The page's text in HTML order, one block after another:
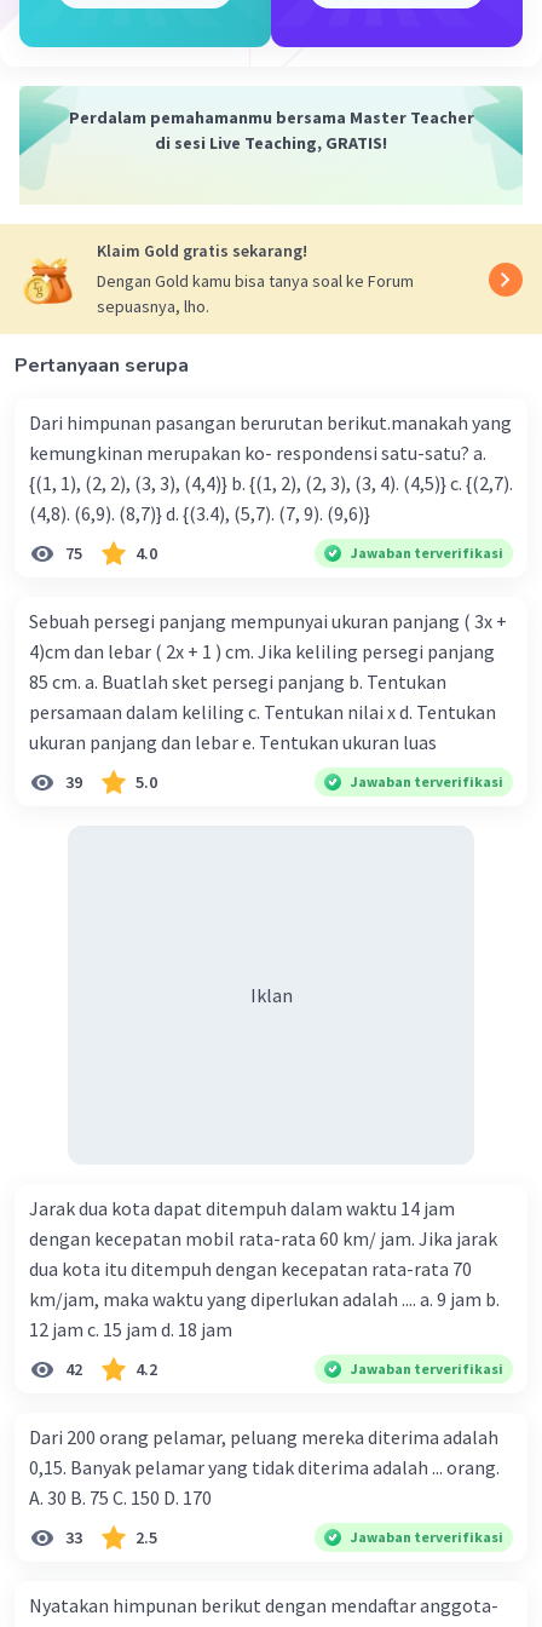
= [-(6 x 12)] - [6 x 7]
= -72 - 42
distributif adalah -114.
Beri Rating ·0.0(0) Balas
Iklan
Perdalam pemahamanmu bersama Master Teacher
di sesi Live Teaching, GRATIS!
Klaim Gold gratis sekarang!
Dengan Gold kamu bisa tanya soal ke Forum
sepuasnya, lho.
Pertanyaan serupa
Dari himpunan pasangan berurutan berikut.manakah yang
kemungkinan merupakan ko- respondensi satu-satu? a.
{(1, 1), (2, 2), (3, 3), (4,4)} b. {(1, 2), (2, 3), (3, 4). (4,5)} c. {(2,7).
(4,8). (6,9). (8,7)} d. {(3.4), (5,7). (7, 9). (9,6)}
75 4.0 Jawaban terverifikasi
Sebuah persegi panjang mempunyai ukuran panjang ( 3x +
4)cm dan lebar ( 2x + 1 ) cm. Jika keliling persegi panjang
85 cm. a. Buatlah sket persegi panjang b. Tentukan
persamaan dalam keliling c. Tentukan nilai x d. Tentukan
ukuran panjang dan lebar e. Tentukan ukuran luas
39 5.0 Jawaban terverifikasi
Iklan
Jarak dua kota dapat ditempuh dalam waktu 14 jam
dengan kecepatan mobil rata-rata 60 km/ jam. Jika jarak
dua kota itu ditempuh dengan kecepatan rata-rata 70
km/jam, maka waktu yang diperlukan adalah .... a. 9 jam b.
12 jam c. 15 jam d. 18 jam
42 4.2 Jawaban terverifikasi
Dari 200 orang pelamar, peluang mereka diterima adalah
0,15. Banyak pelamar yang tidak diterima adalah ... orang.
A. 30 B. 75 C. 150 D. 170
33 2.5 Jawaban terverifikasi
Nyatakan himpunan berikut dengan mendaftar anggota-